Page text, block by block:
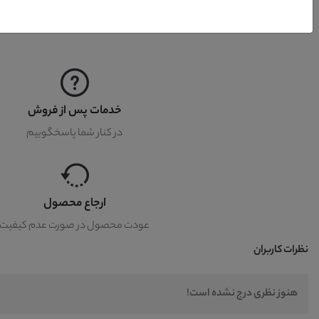
خدمات پس از فروش
در کنار شما پاسخگوییم
ارجاع محصول
عودت محصول در صورت عدم کیفیت
نظرات کاربران
هنوز نظری درج نشده است!